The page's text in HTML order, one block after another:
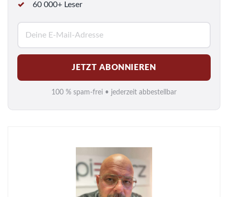
60 000+ Leser
M
a
i
l
*
JETZT ABONNIEREN
100 % spam-frei • jederzeit abbestellbar